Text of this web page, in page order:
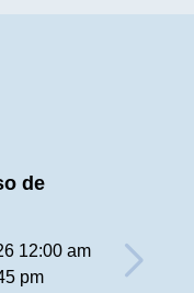
de
12:00 am
pm